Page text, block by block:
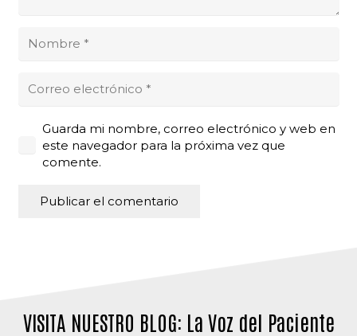
Guarda mi nombre, correo electrónico y web en
este navegador para la próxima vez que
comente.
Publicar el comentario
VISITA NUESTRO BLOG: La Voz del Paciente